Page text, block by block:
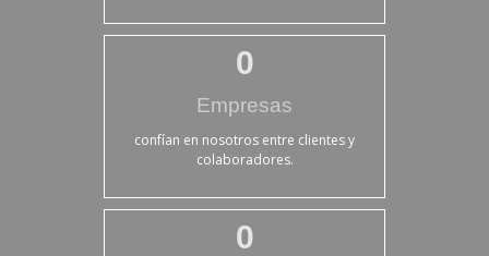
0
Empresas
confían en nosotros entre clientes y
colaboradores.
0